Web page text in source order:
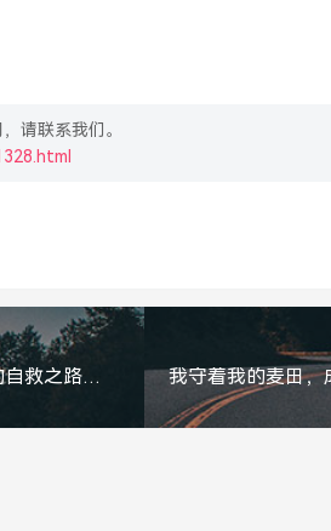
请联系我们。
眼干到流泪，三次辞职，90后女孩的自救之路，她选择出国读研，眼干到流泪，三次辞职，90后女孩的自救之路，她选择出国读研